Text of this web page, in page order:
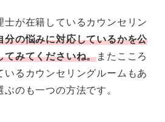
が在籍しているカウンセリン
分の悩みに対応しているかを公
てみてくださいね。またこころ
るカウンセリングルームもあ
のも一つの方法です。